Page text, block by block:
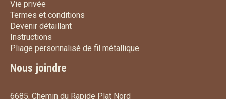
Vie privée
Termes et conditions
Devenir détaillantDevenir détaillant
Instructions
Pliage personnalisé de fil métallique
Nous joindre
6685, Chemin du Rapide Plat Nord